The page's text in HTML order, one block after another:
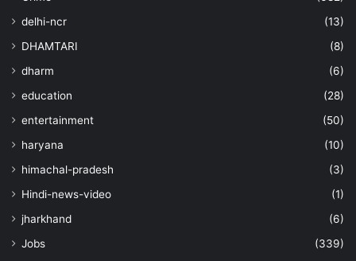
delhi-ncr
(13)
DHAMTARI
(8)
dharm
(6)
education
(28)
entertainment
(50)
haryana
(10)
himachal-pradesh
(3)
Hindi-news-video
(1)
jharkhand
(6)
Jobs
(339)